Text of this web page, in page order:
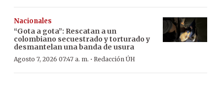
Nacionales
“Gota a gota”: Rescatan a un
colombiano secuestrado y torturado y
desmantelan una banda de usura
Agosto 7, 2026 07:47 a. m. · Redacción ÚH